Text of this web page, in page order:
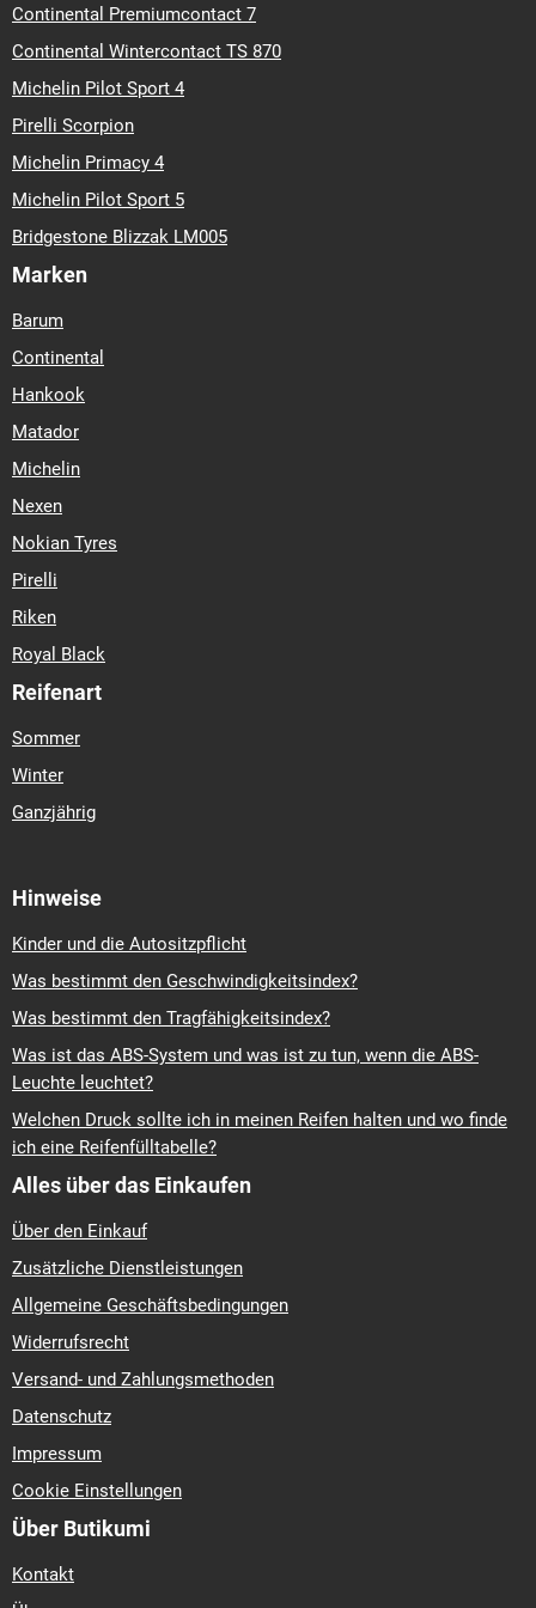
Continental Premiumcontact 7
Continental Wintercontact TS 870
Michelin Pilot Sport 4
Pirelli Scorpion
Michelin Primacy 4
Michelin Pilot Sport 5
Bridgestone Blizzak LM005
Marken
Barum
Continental
Hankook
Matador
Michelin
Nexen
Nokian Tyres
Pirelli
Riken
Royal Black
Reifenart
Sommer
Winter
Ganzjährig
Hinweise
Kinder und die Autositzpflicht
Was bestimmt den Geschwindigkeitsindex?
Was bestimmt den Tragfähigkeitsindex?
Was ist das ABS-System und was ist zu tun, wenn die ABS-
Leuchte leuchtet?
Welchen Druck sollte ich in meinen Reifen halten und wo finde
ich eine Reifenfülltabelle?
Alles über das Einkaufen
Über den Einkauf
Zusätzliche Dienstleistungen
Allgemeine Geschäftsbedingungen
Widerrufsrecht
Versand- und Zahlungsmethoden
Datenschutz
Impressum
Cookie Einstellungen
Über Butikumi
Kontakt